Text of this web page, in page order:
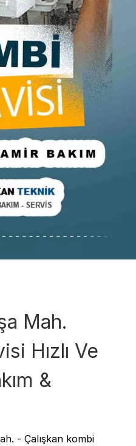
Mah.
Hızlı Ve
&
- Çalışkan kombi